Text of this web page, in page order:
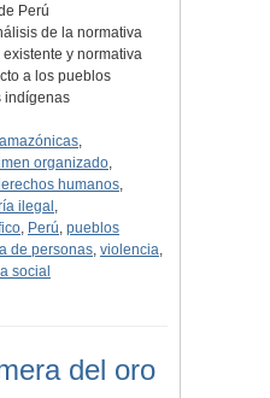
Perú
de la normativa
y normativa
a los pueblos
indígenas
,
organizado,
humanos,
ilegal ,
, Perú, pueblos
de personas, violencia,
social
del oro